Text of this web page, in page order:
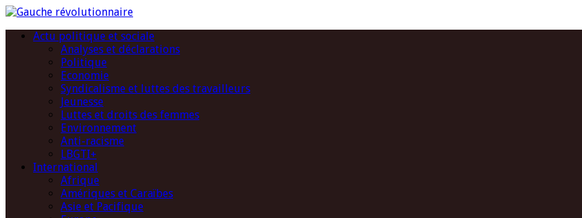
Actu politique et sociale
Analyses et déclarations
Politique
Economie
Syndicalisme et luttes des travailleurs
Jeunesse
Luttes et droits des femmes
Environnement
Anti-racisme
LBGTI+
International
Afrique
Amériques et Caraïbes
Asie et Pacifique